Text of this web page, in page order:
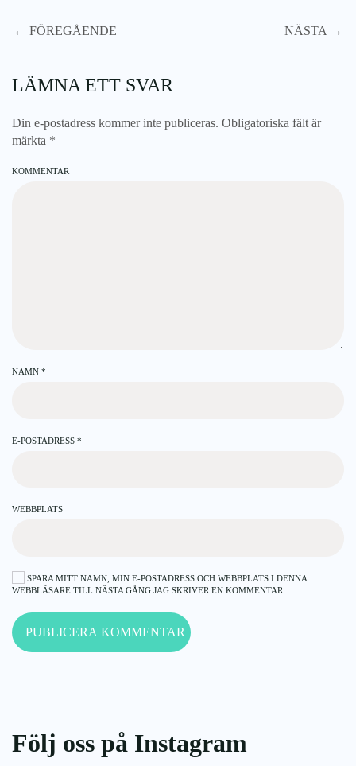
← FÖREGÅENDE NÄSTA →
LÄMNA ETT SVAR
Din e-postadress kommer inte publiceras. Obligatoriska fält är
märkta *
KOMMENTAR
NAMN *
E-POSTADRESS *
WEBBPLATS
SPARA MITT NAMN, MIN E-POSTADRESS OCH WEBBPLATS I DENNA
WEBBLÄSARE TILL NÄSTA GÅNG JAG SKRIVER EN KOMMENTAR.
PUBLICERA KOMMENTAR
Följ oss på Instagram